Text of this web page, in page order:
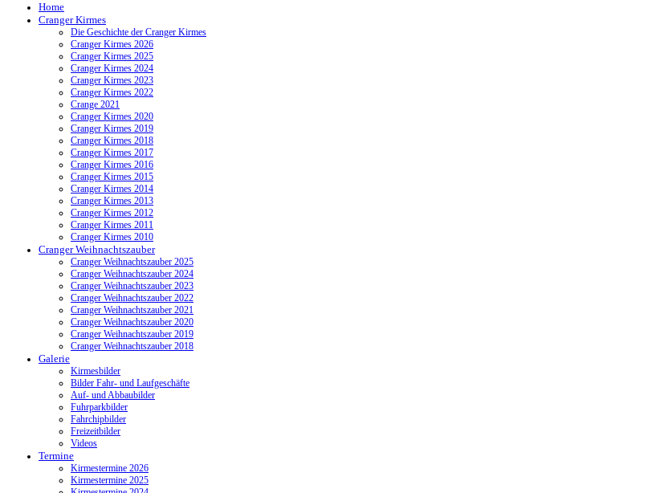
Home
Cranger Kirmes
Die Geschichte der Cranger Kirmes
Cranger Kirmes 2026
Cranger Kirmes 2025
Cranger Kirmes 2024
Cranger Kirmes 2023
Cranger Kirmes 2022
Crange 2021
Cranger Kirmes 2020
Cranger Kirmes 2019
Cranger Kirmes 2018
Cranger Kirmes 2017
Cranger Kirmes 2016
Cranger Kirmes 2015
Cranger Kirmes 2014
Cranger Kirmes 2013
Cranger Kirmes 2012
Cranger Kirmes 2011
Cranger Kirmes 2010
Cranger Weihnachtszauber
Cranger Weihnachtszauber 2025
Cranger Weihnachtszauber 2024
Cranger Weihnachtszauber 2023
Cranger Weihnachtszauber 2022
Cranger Weihnachtszauber 2021
Cranger Weihnachtszauber 2020
Cranger Weihnachtszauber 2019
Cranger Weihnachtszauber 2018
Galerie
Kirmesbilder
Bilder Fahr- und Laufgeschäfte
Auf- und Abbaubilder
Fuhrparkbilder
Fahrchipbilder
Freizeitbilder
Videos
Termine
Kirmestermine 2026
Kirmestermine 2025